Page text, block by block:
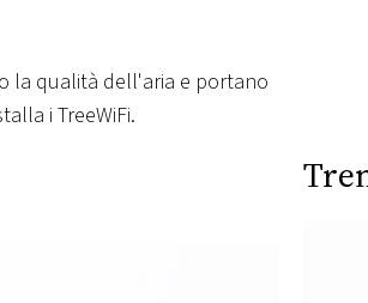
la qualità dell'aria e portano
i TreeWiFi.